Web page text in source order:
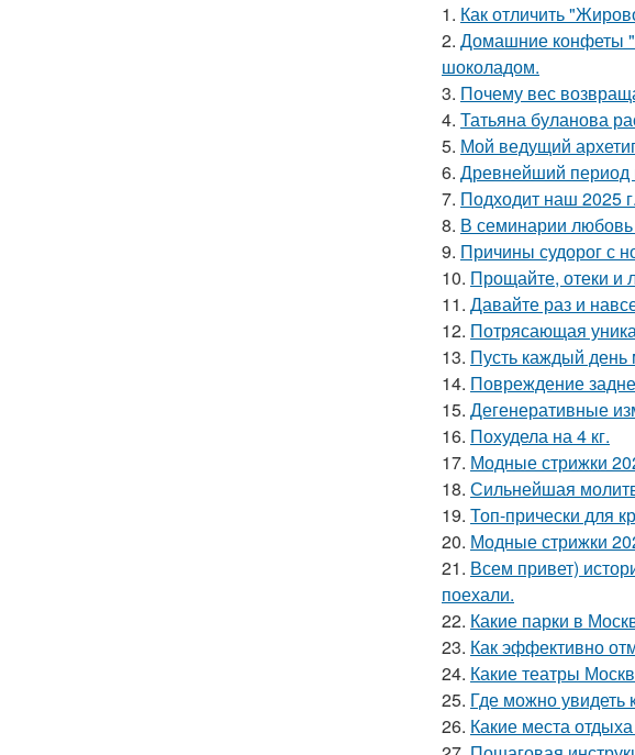
1. Как отличить
2. Домашние конфеты
шоколадом.
3. Почему вес
4. Татьяна буланова
5. Мой ведущий
6. Древнейший период
7. Подходит наш 2025
8. В семинарии любовь
9. Причины судорог с
10. Прощайте, отеки и
11. Давайте раз и
12. Потрясающая
13. Пусть каждый день
14. Повреждение
15. Дегенеративные
16. Похудела на 4 кг.
17. Модные стрижки
18. Сильнейшая
19. Топ-прически для
20. Модные стрижки
21. Всем привет)
поехали.
22. Какие парки в
23. Как эффективно
24. Какие театры
25. Где можно
26. Какие места